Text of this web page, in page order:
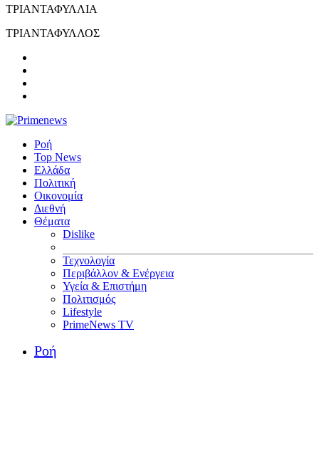
ΤΡΙΑΝΤΑΦΥΛΛΙΑ
ΤΡΙΑΝΤΑΦΥΛΛΟΣ
Ροή
Top News
Ελλάδα
Πολιτική
Οικονομία
Διεθνή
Θέματα
Dislike
Τεχνολογία
Περιβάλλον & Ενέργεια
Υγεία & Επιστήμη
Πολιτισμός
Lifestyle
PrimeNews TV
Ροή